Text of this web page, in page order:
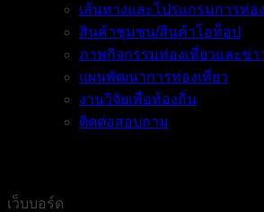
เส้นทางและโปรแกรมการท่อ
สินค้าชุมชน/สินค้าโอท็อป
ภาพกิจกรรมท่องเที่ยวและข่
แผนพัฒนาการท่องเที่ยว
งานวิจัยเพื่อท้องถิ่น
ติดต่อสอบถาม
เว็บบอร์ด